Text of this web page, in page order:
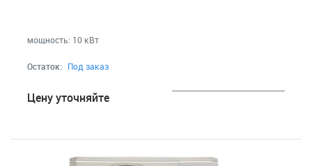
мощность: 10 кВт
Остаток: Под заказ
Цену уточняйте